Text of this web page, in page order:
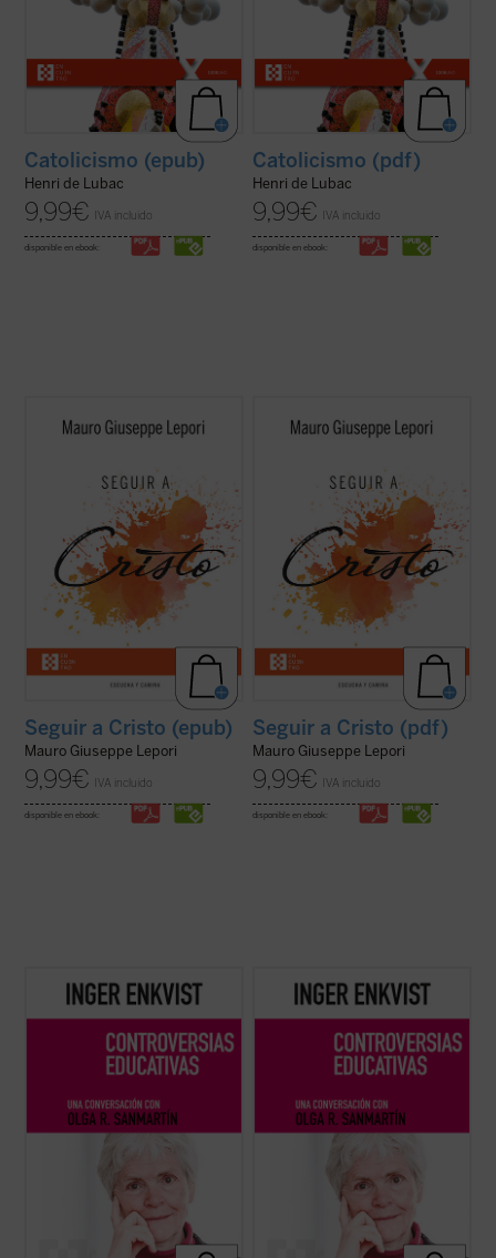
Catolicismo (epub)
Henri de Lubac
9,99€ IVA incluido
disponible en ebook:
Catolicismo (pdf)
Henri de Lubac
9,99€ IVA incluido
disponible en ebook:
estudio, que pueda enseñar algo tan grande
enseñanzas que el P. Mauro Lepori ofrece,
Seguir a Cristo (epub)
Mauro Giuseppe Lepori
9,99€ IVA incluido
disponible en ebook:
estudio, que pueda enseñar algo tan grande
enseñanzas que el P. Mauro Lepori ofrece,
Seguir a Cristo (pdf)
Mauro Giuseppe Lepori
9,99€ IVA incluido
disponible en ebook:
La experta educativa sueca Inger Enkvist y
la periodista Olga R. Sanmartín abordan en
terreno de la educación: la tensión entre el
modelo inclusivo y el diferenciado, ... (ver
La experta educativa sueca Inger Enkvist y
la periodista Olga R. Sanmartín abordan en
terreno de la educación: la tensión entre el
modelo inclusivo y el diferenciado, ... (ver